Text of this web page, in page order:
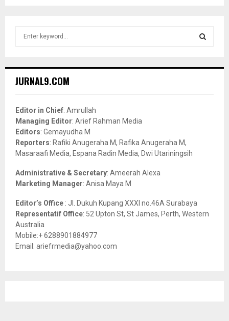
h
o
r
:
JURNAL9.COM
Editor in Chief: Amrullah
Managing Editor: Arief Rahman Media
Editors: Gemayudha M
Reporters: Rafiki Anugeraha M, Rafika Anugeraha M,
Masaraafi Media, Espana Radin Media, Dwi Utariningsih
Administrative & Secretary: Ameerah Alexa
Marketing Manager: Anisa Maya M
Editor’s Office : Jl. Dukuh Kupang XXXI no.46A Surabaya
Representatif Office: 52 Upton St, St James, Perth, Western
Australia
Mobile:+ 6288901884977
Email: ariefrmedia@yahoo.com